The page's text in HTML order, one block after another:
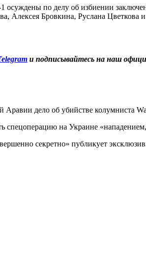
осуждены по делу об избиении
Алексея Бровкина, Руслана Цветкова
и подписывайтесь на наш
Аравии дело об убийстве колумниста
спецоперацию на Украине
секретно» публикует